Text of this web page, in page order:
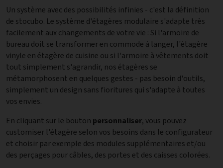
Un système avec des possibilités infinies - c'est la définition
de stocubo. Le système d'étagères modulaire s'adapte très
facilement aux changements de votre vie : Si l'armoire de
bureau doit se transformer en commode à langer, l'étagère
vinyle en étagère de cuisine ou si l'armoire à vêtements doit
tout simplement s'agrandir, nos étagères se
métamorphosent en quelques gestes - pas besoin d'outils,
simplement un design sans fioritures qui s'adapte à toutes
vos envies.
En cliquant sur le bouton personnaliser, vous pouvez
customiser l'étagère selon vos besoins dans le configurateur
et choisir par exemple des modules supplémentaires et/ou
des perçages pour câbles, des portes et des caisses colorées.